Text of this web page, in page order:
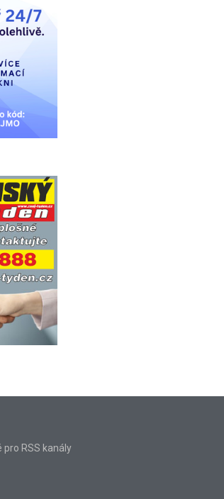
RSS kanály